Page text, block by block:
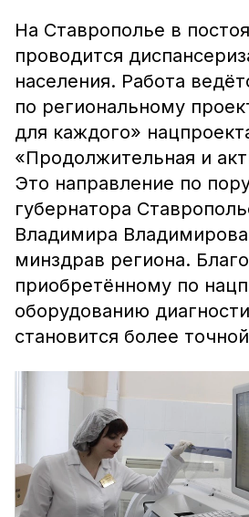
На Ставрополье в
проводится
населения. Работа
по региональному
для каждого»
«Продолжительная и
Это направление по
губернатора
Владимира
минздрав региона.
приобретённому по
оборудованию
становится более